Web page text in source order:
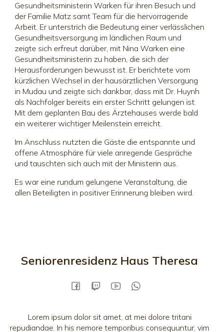
Gesundheitsministerin Warken für ihren Besuch und
der Familie Matz samt Team für die hervorragende
Arbeit. Er unterstrich die Bedeutung einer verlässlichen
Gesundheitsversorgung im ländlichen Raum und
zeigte sich erfreut darüber, mit Nina Warken eine
Gesundheitsministerin zu haben, die sich der
Herausforderungen bewusst ist. Er berichtete vom
kürzlichen Wechsel in der hausärztlichen Versorgung
in Mudau und zeigte sich dankbar, dass mit Dr. Huynh
als Nachfolger bereits ein erster Schritt gelungen ist.
Mit dem geplanten Bau des Ärztehauses werde bald
ein weiterer wichtiger Meilenstein erreicht.
Im Anschluss nutzten die Gäste die entspannte und
offene Atmosphäre für viele anregende Gespräche
und tauschten sich auch mit der Ministerin aus.
Es war eine rundum gelungene Veranstaltung, die
allen Beteiligten in positiver Erinnerung bleiben wird.
Seniorenresidenz Haus Theresa
Lorem ipsum dolor sit amet, at mei dolore tritani
repudiandae. In his nemore temporibus consequuntur, vim